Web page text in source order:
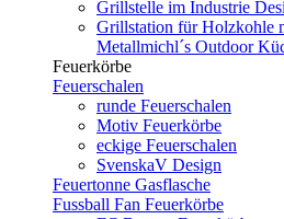
Grillstelle im Industrie
Grillstation für Holzkohle
Metallmichl´s Outdoor
Feuerkörbe
Feuerschalen
runde Feuerschalen
Motiv Feuerkörbe
eckige Feuerschalen
SvenskaV Design
Feuertonne Gasflasche
Fussball Fan Feuerkörbe